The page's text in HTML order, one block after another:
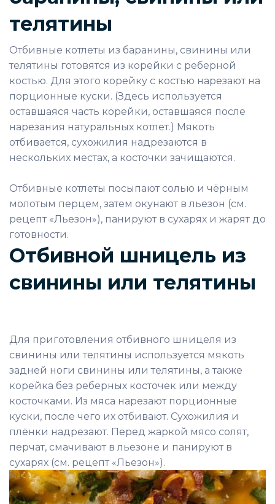
телятины
Отбивные котлеты из баранины, свинины или
телятины готовятся из корейки с реберной
костью. Для этого корейку с костью нарезают на
порционные куски. (Здесь используется
оставшаяся часть корейки, оставшаяся после
нарезания натуральных котлет.) Мякоть
отбивается, сухожилия надрезаются в
нескольких местах, а косточки зачищаются.
Отбивные котлеты посыпают солью и чёрным
молотым перцем, затем окунают в льезон (см.
рецепт «Льезон»), панируют в сухарях и жарят до
готовности.
Отбивной шницель из
свинины или телятины
Для приготовления отбивного шницеля из
свинины или телятины используется мякоть
задней ноги свинины или телятины, а также
корейка без реберных косточек или между
косточками. Из мяса нарезают порционные
куски, после чего их отбивают. Сухожилия и
плёнки надрезают. Перед жаркой мясо солят,
перчат, смачивают в льезоне и панируют в
сухарях (см. рецепт «Льезон»).